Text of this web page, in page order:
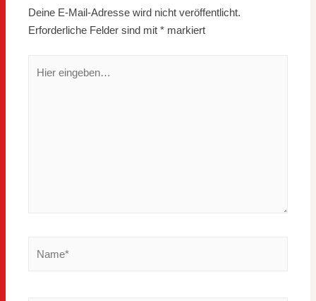
Deine E-Mail-Adresse wird nicht veröffentlicht.
Erforderliche Felder sind mit* markiert
eingeben…